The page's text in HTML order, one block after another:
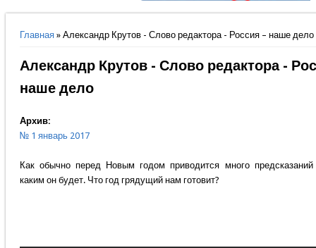
Вы здесь
Главная» Александр Крутов - Слово редактора - Россия – наше дело
Александр Крутов - Слово редактора -
наше дело
Архив:
№ 1 январь 2017
Как обычно перед Новым годом приводится много предсказаний
каким он будет. Что год грядущий нам готовит?